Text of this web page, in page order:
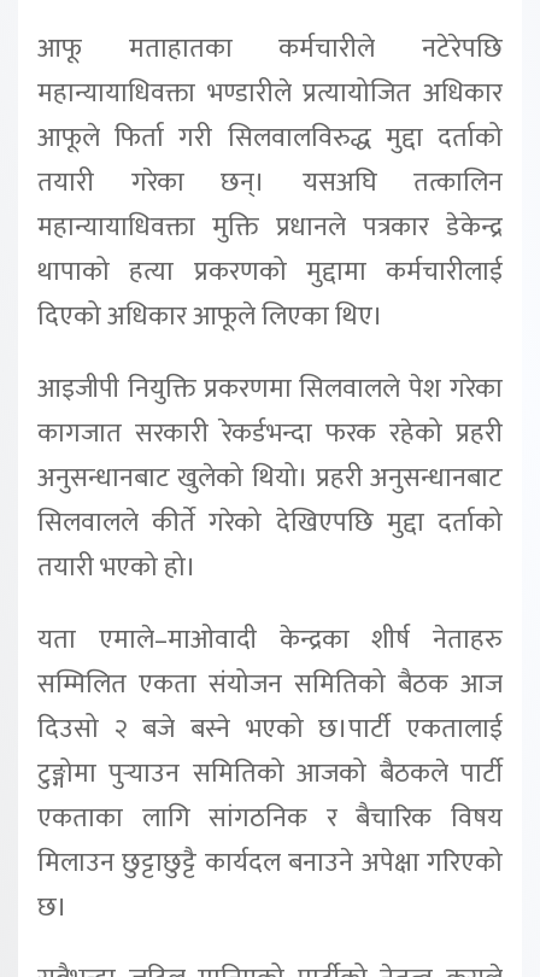
आफू मताहातका कर्मचारीले नटेरेपछि
महान्यायाधिवक्ता भण्डारीले प्रत्यायोजित अधिकार
आफूले फिर्ता गरी सिलवालविरुद्ध मुद्दा दर्ताको
तयारी गरेका छन्। यसअघि तत्कालिन
महान्यायाधिवक्ता मुक्ति प्रधानले पत्रकार डेकेन्द्र
थापाको हत्या प्रकरणको मुद्दामा कर्मचारीलाई
दिएको अधिकार आफूले लिएका थिए।
आइजीपी नियुक्ति प्रकरणमा सिलवालले पेश गरेका
कागजात सरकारी रेकर्डभन्दा फरक रहेको प्रहरी
अनुसन्धानबाट खुलेको थियो। प्रहरी अनुसन्धानबाट
सिलवालले कीर्ते गरेको देखिएपछि मुद्दा दर्ताको
तयारी भएको हो।
यता एमाले–माओवादी केन्द्रका शीर्ष नेताहरु
सम्मिलित एकता संयोजन समितिको बैठक आज
दिउसो २ बजे बस्ने भएको छ।पार्टी एकतालाई
टुङ्गोमा पुर्‍याउन समितिको आजको बैठकले पार्टी
एकताका लागि सांगठनिक र बैचारिक विषय
मिलाउन छुट्टाछुट्टै कार्यदल बनाउने अपेक्षा गरिएको
छ।